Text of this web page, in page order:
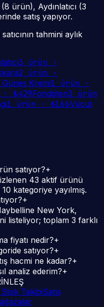
ürün), Aydınlatıcı (3
satış yapıyor.
tahmini aylık
3 ürün ·
2 ürün ·
Güneş Kremi1
ürün ·
· ₺429Fondöten3
ürün
1 ürün · ₺166Vücut
satıyor?+
izlenen 43 aktif ürünü
kategoriye yayılmış.
+
New York,
listeliyor; toplam 3 farklı
fiyatı nedir?+
satıyor?+
hacmi ne kadar?+
analiz ederim?+
TakibiSatış